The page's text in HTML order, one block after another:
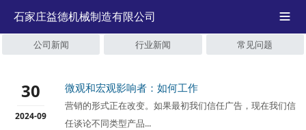
石家庄益德机械制造有限公司 
公司新闻 行业新闻 常见问题
30
2024-09
微观和宏观影响者：如何工作
营销的形式正在改变。如果最初我们信任广告，现在我们信
任谈论不同类型产品...